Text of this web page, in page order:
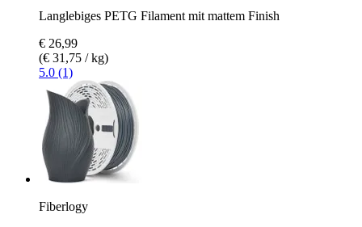
Langlebiges PETG Filament mit mattem Finish
€ 26,99
(€ 31,75 / kg)
5.0 (1)
Fiberlogy